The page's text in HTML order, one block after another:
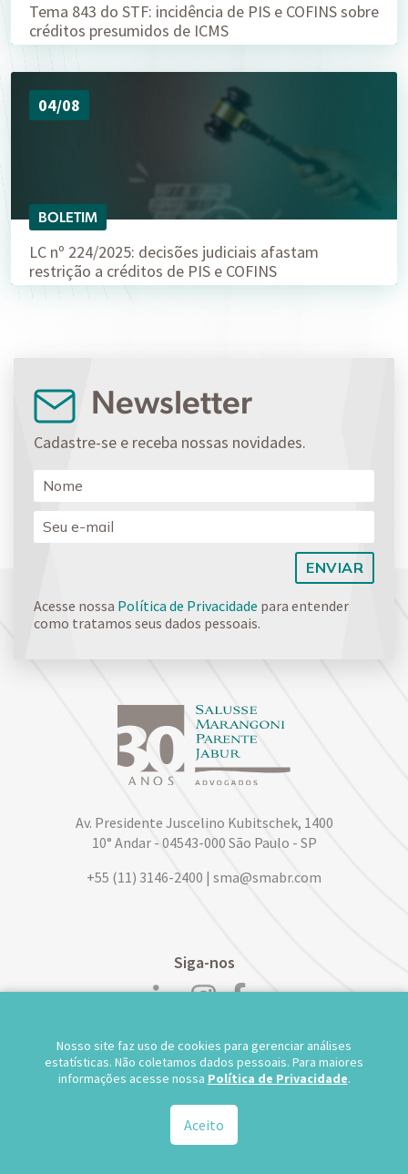
Tema 843 do STF: incidência de PIS e COFINS sobre
créditos presumidos de ICMS
04/08
BOLETIM
LC nº 224/2025: decisões judiciais afastam
restrição a créditos de PIS e COFINS
Newsletter
Cadastre-se e receba nossas novidades.
Acesse nossa Política de Privacidade para entender
como tratamos seus dados pessoais.
Av. Presidente Juscelino Kubitschek, 1400
10° Andar - 04543-000 São Paulo - SP
+55 (11) 3146-2400 | sma@smabr.com
Siga-nos
POLÍTICA DE PRIVACIDADE DE DADOS
Nosso site faz uso de cookies para gerenciar análises
estatísticas. Não coletamos dados pessoais. Para maiores
informações acesse nossa Política de Privacidade.
Aceito